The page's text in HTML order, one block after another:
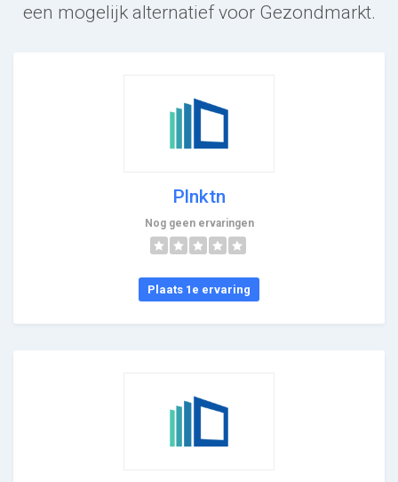
een mogelijk alternatief voor Gezondmarkt.
Plnktn
Nog geen ervaringen
Plaats 1e ervaring